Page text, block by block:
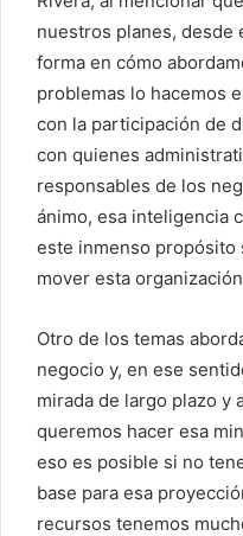
nuestros planes, desde
forma en cómo
problemas lo hacemos
con la participación de
con quienes
responsables de los
ánimo, esa inteligencia
este inmenso propósito
mover esta
Otro de los temas
negocio y, en ese
mirada de largo plazo y
queremos hacer esa
eso es posible si no
base para esa
recursos tenemos